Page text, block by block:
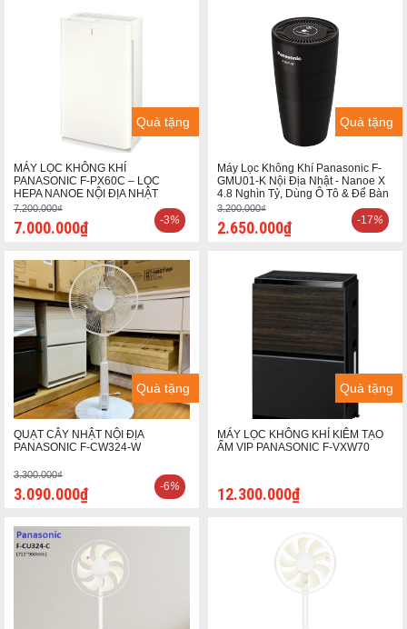
Quà tặng
MÁY LỌC KHÔNG KHÍ
PANASONIC F-PX60C – LỌC
HEPA NANOE NỘI ĐỊA NHẬT
7.200.000₫
7.000.000₫ -3%
Quà tặng
Máy Lọc Không Khí Panasonic F-
GMU01-K Nội Địa Nhật - Nanoe X
4.8 Nghìn Tỷ, Dùng Ô Tô & Để Bàn
3.200.000₫
2.650.000₫ -17%
Quà tặng
QUẠT CÂY NHẬT NỘI ĐỊA
PANASONIC F-CW324-W
3.300.000₫
3.090.000₫ -6%
Quà tặng
MÁY LỌC KHÔNG KHÍ KIÊM TẠO
ẨM VIP PANASONIC F-VXW70
12.300.000₫